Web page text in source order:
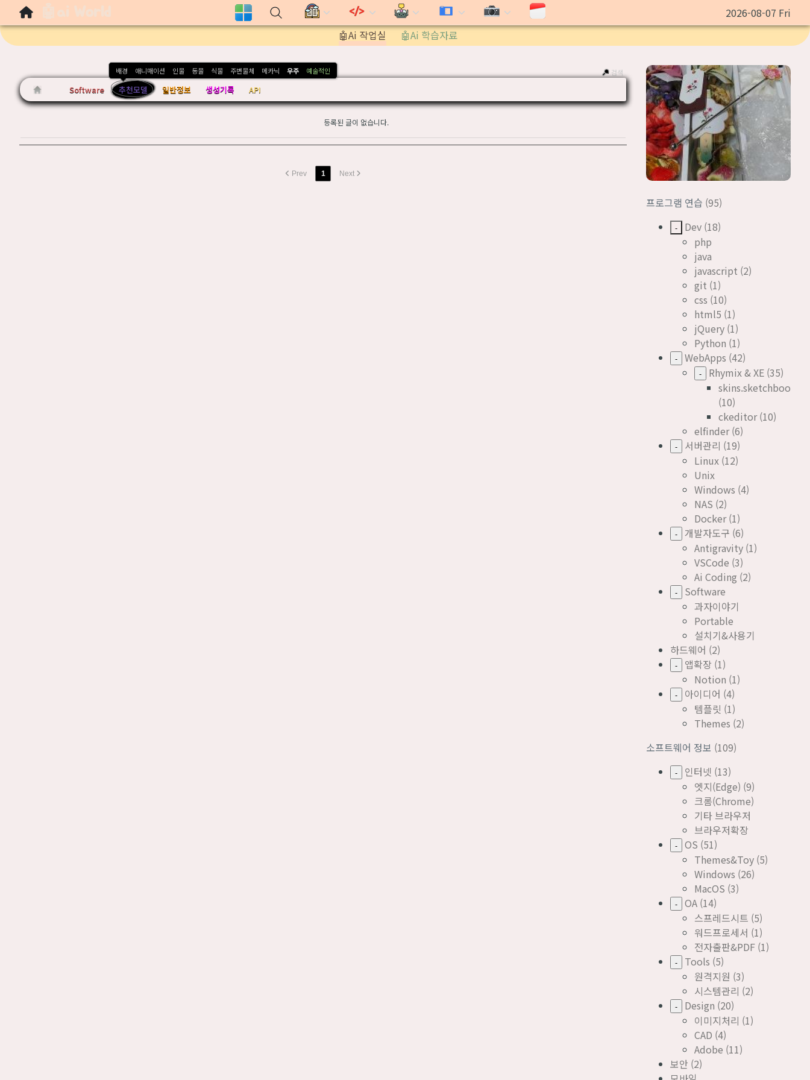
2026-08-07 Fri
🤖Ai 작업실
🤖Ai 학습자료
검색
Software 추천모델
배경 애니매이션 인물 동물 식물 주변물체 메카닉 우주 예술적인
일반정보 생성기록 API
등록된 글이 없습니다.
Prev 1 Next
프로그램 연습 (95)
- Dev (18)
php
java
javascript (2)
git (1)
css (10)
html5 (1)
jQuery (1)
Python (1)
- WebApps (42)
- Rhymix & XE (35)
skins.sketchbook5
(10)
ckeditor (10)
elfinder (6)
- 서버관리 (19)
Linux (12)
Unix
Windows (4)
NAS (2)
Docker (1)
- 개발자도구 (6)
Antigravity (1)
VSCode (3)
Ai Coding (2)
-
Software
과자이야기
Portable
설치기&사용기
하드웨어 (2)
- 앱확장 (1)
Notion (1)
- 아이디어 (4)
템플릿 (1)
Themes (2)
소프트웨어 정보 (109)
- 인터넷 (13)
엣지(Edge) (9)
크롬(Chrome)
기타 브라우저
브라우저확장
- OS (51)
Themes&Toy (5)
Windows (26)
MacOS (3)
- OA (14)
스프레드시트 (5)
워드프로세서 (1)
전자출판&PDF (1)
- Tools (5)
원격지원 (3)
시스템관리 (2)
- Design (20)
이미지처리 (1)
CAD (4)
Adobe (11)
보안 (2)
Sketchbook5, 스케치북5
Sketchbook5, 스케치북5